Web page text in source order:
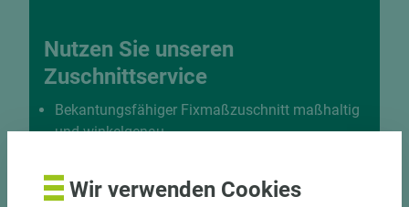
Nutzen Sie unseren
Zuschnittservice
Bekantungsfähiger Fixmaßzuschnitt maßhaltig
und winkelgenau
halbautomatische Beschickung
Einzelteiletikettierung auf Wunsch möglich
Wir verwenden Cookies